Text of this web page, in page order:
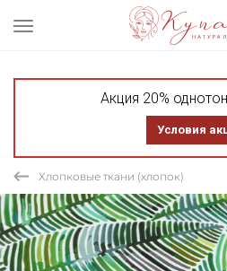
Акция 20%
Условия
Хлопковые ткани (хлопок)